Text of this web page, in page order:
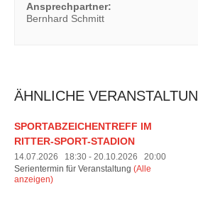
Ansprechpartner:
Bernhard Schmitt
ÄHNLICHE
SPORTABZEICHENTREFF IM
RITTER-SPORT-STADION
14.07.2026 18:30 - 20.10.2026 20:00
Serientermin für Veranstaltung (Alle
anzeigen)